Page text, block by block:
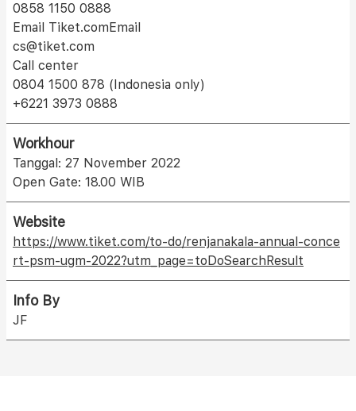
0858 1150 0888
Email Tiket.comEmail
cs@tiket.com
Call center
0804 1500 878 (Indonesia only)
+6221 3973 0888
Workhour
Tanggal: 27 November 2022
Open Gate: 18.00 WIB
Website
https://www.tiket.com/to-do/renjanakala-annual-conce
rt-psm-ugm-2022?utm_page=toDoSearchResult
Info By
JF